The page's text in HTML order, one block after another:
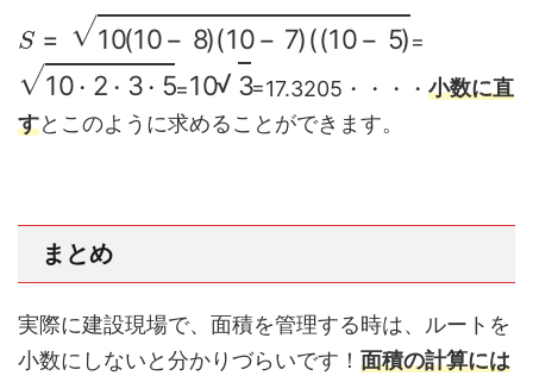
S= 10 (10−8)(10−7)((10−5)
=
・ ・ ・
10・2・3・5
=
10 3
=17.3205・・・・小数に直
すとこのように求めることができます。
まとめ
実際に建設現場で、面積を管理する時は、ルートを
小数にしないと分かりづらいです！ 面積の計算には